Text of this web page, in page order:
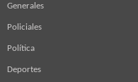
Generales
Policiales
Política
Deportes